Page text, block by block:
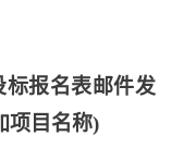
报名表邮件发
项目名称)